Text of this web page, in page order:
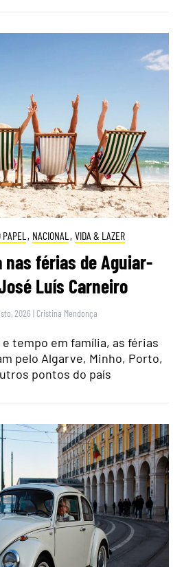
PAPEL , NACIONAL , VIDA & LAZER
nas férias de Aguiar-
Luís Carneiro
2026 | Cristina Mendonça
tempo em família, as férias
pelo Algarve, Minho, Porto,
pontos do país